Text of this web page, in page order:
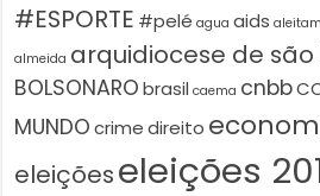
#ESPORTE #pelé agua aids
almeida arquidiocese de são
BOLSONARO brasil caema cnbb
MUNDO crime direito
eleiçõeseleições